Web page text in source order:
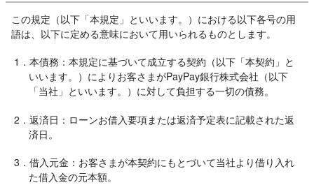
この規定（以下「本規定」といいます。）における以下各号の用
語は、以下に定める意味において用いられるものとします。
1．本債務：本規定に基づいて成立する契約（以下「本契約」と
いいます。）によりお客さまがPayPay銀行株式会社（以下
「当社」といいます。）に対して負担する一切の債務。
2．返済日：ローンお借入要項または返済予定表に記載された返
済日。
3．借入元金：お客さまが本契約にもとづいて当社より借り入れ
た借入金の元本額。